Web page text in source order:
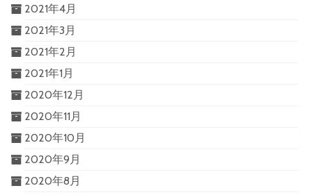
2021年4月
2021年3月
2021年2月
2021年1月
2020年12月
2020年11月
2020年10月
2020年9月
2020年8月